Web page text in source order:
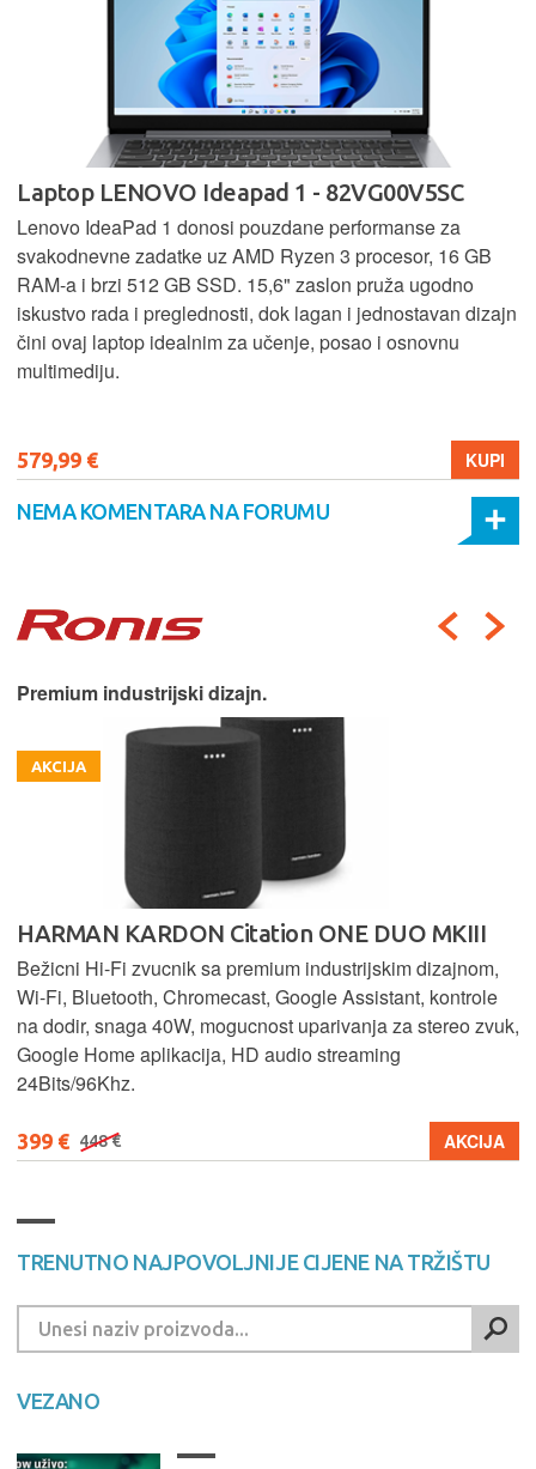
Laptop LENOVO Ideapad 1 - 82VG00V5SC
Lenovo IdeaPad 1 donosi pouzdane performanse za
svakodnevne zadatke uz AMD Ryzen 3 procesor, 16 GB
RAM-a i brzi 512 GB SSD. 15,6" zaslon pruža ugodno
iskustvo rada i preglednosti, dok lagan i jednostavan dizajn
čini ovaj laptop idealnim za učenje, posao i osnovnu
multimediju.
579,99 € KUPI
NEMA KOMENTARA NA FORUMU
Premium industrijski dizajn.
AKCIJA
HARMAN KARDON Citation ONE DUO MKIII
Bežicni Hi-Fi zvucnik sa premium industrijskim dizajnom,
Wi-Fi, Bluetooth, Chromecast, Google Assistant, kontrole
na dodir, snaga 40W, mogucnost uparivanja za stereo zvuk,
Google Home aplikacija, HD audio streaming
24Bits/96Khz.
399 € 448 € AKCIJA
TRENUTNO NAJPOVOLJNIJE CIJENE NA TRŽIŠTU
VEZANO